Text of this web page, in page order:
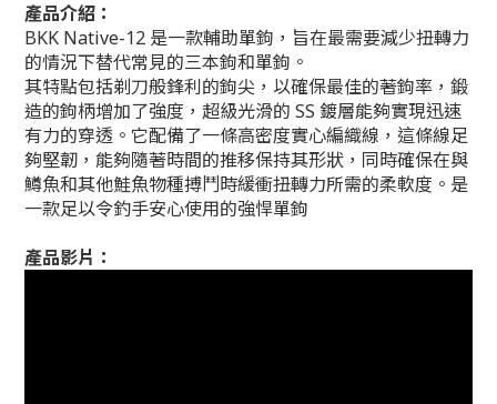
產品介紹：
BKK Native-12 是一款輔助單鉤，旨在最需要減少扭轉力
的情況下替代常見的三本鉤和單鉤。
其特點包括剃刀般鋒利的鉤尖，以確保最佳的著鉤率，鍛
造的鉤柄增加了強度，超級光滑的 SS 鍍層能夠實現迅速
有力的穿透。它配備了一條高密度實心編織線，這條線足
夠堅韌，能夠隨著時間的推移保持其形狀，同時確保在與
鱒魚和其他鮭魚物種搏鬥時緩衝扭轉力所需的柔軟度。是
一款足以令釣手安心使用的強悍單鉤
產品影片：